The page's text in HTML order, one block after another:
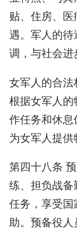
贴、住房、
遇。军人的
调，与社会进
女军人的合
根据女军人
作任务和休
为女军人提供
第四十八条
练、担负战
任务，享受
助。预备役